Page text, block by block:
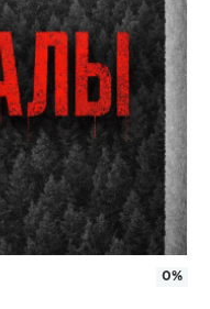
0%